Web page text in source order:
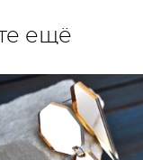
ещё